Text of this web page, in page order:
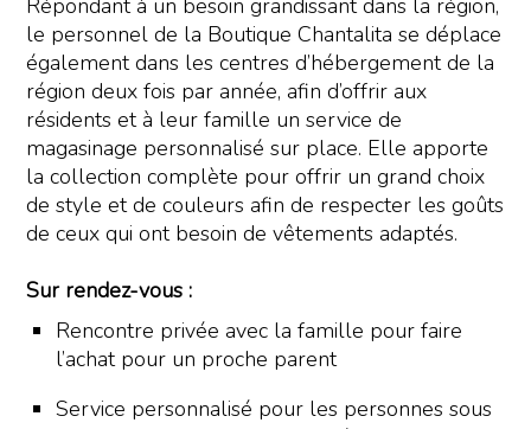
Répondant à un besoin grandissant dans la région,
le personnel de la Boutique Chantalita se déplace
également dans les centres d’hébergement de la
région deux fois par année, afin d’offrir aux
résidents et à leur famille un service de
magasinage personnalisé sur place. Elle apporte
la collection complète pour offrir un grand choix
de style et de couleurs afin de respecter les goûts
de ceux qui ont besoin de vêtements adaptés.
Sur rendez-vous :
Rencontre privée avec la famille pour faire
l’achat pour un proche parent
Service personnalisé pour les personnes sous